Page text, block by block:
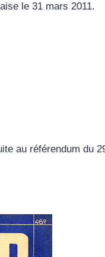
le 31 mars 2011.
au référendum du